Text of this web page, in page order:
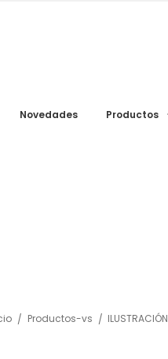
Novedades Productos
Productos-vs ILUSTRACIÓN